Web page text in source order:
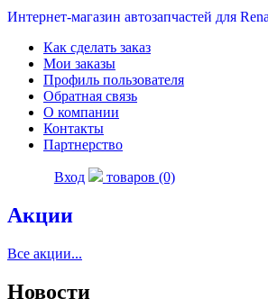
Интернет-магазин автозапчастей для
Как сделать заказ
Мои заказы
Профиль пользователя
Обратная связь
О компании
Контакты
Партнерство
Вход товаров (0)
Акции
Все акции...
Новости